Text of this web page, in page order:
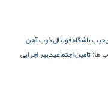
جیب باشگاه فوتبال ذوب آهن
ها: تامین اجتماعیدبیر اجرایی